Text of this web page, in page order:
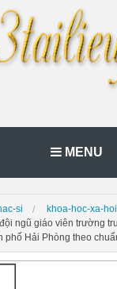
MENU
si
khoa-hoc-xa-
ngũ giáo viên trường
phố Hải Phòng theo